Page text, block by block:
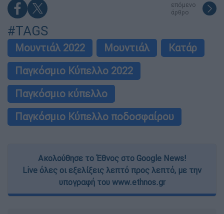
επόμενο
άρθρο
#TAGS
Μουντιάλ 2022 Μουντιάλ
Κατάρ
Παγκόσμιο Κύπελλο 2022
Παγκόσμιο κύπελλο
Παγκόσμιο Κύπελλο ποδοσφαίρου
Ακολούθησε το Έθνος στο Google News!
Live όλες οι εξελίξεις λεπτό προς λεπτό, με την
υπογραφή του www.ethnos.gr